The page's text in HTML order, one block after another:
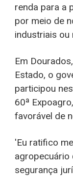
renda para a
por meio de
industriais ou
Em
Estado, o
participou
60ª
favorável de
'Eu ratifico
agropecuário
segurança